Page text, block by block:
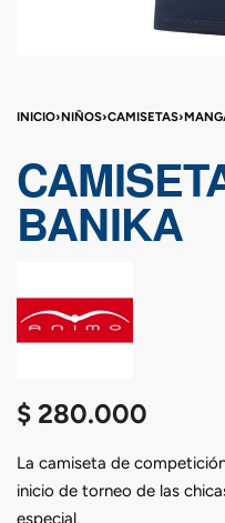
INICIO›NIÑOS›CAMISETAS›
BANIKA
$ 280.000
La camiseta de
inicio de torneo de las
especial.